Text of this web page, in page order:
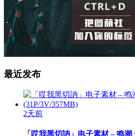
最近发布
2天前
「哎我黑切訥」电子素材 – 鸣